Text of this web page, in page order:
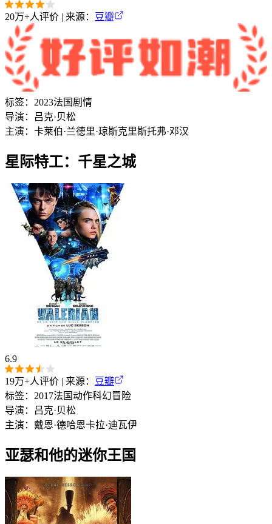
20万+人评价 | 来源： 豆瓣
标签： 2023法国 剧情
导演：
吕克·贝松
主演： 卡莱伯·兰德里·琼斯克里斯托弗·邓汉
星际特工：千星之城
6.9
19万+人评价 | 来源：
豆瓣
标签： 2017法国动作科幻冒险
导演：
吕克·贝松
主演： 戴恩·德哈恩卡拉·迪瓦伊
亚瑟和他的迷你王国